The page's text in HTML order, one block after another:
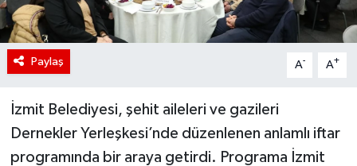
Paylaş A- A+
İzmit Belediyesi, şehit aileleri ve gazileri
Dernekler Yerleşkesi’nde düzenlenen anlamlı iftar
programında bir araya getirdi. Programa İzmit